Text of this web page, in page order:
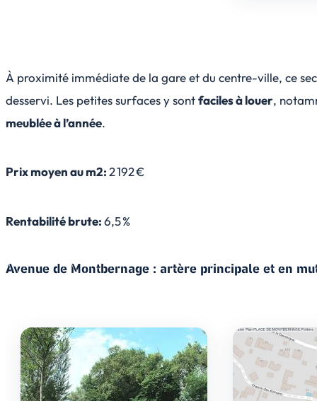
À proximité immédiate de la gare et du centre-ville, ce
desservi. Les petites surfaces y sontfaciles à louer,
meublée à l’année.
Prix moyen au m2:2 192 €
Rentabilité brute:6,5 %
Avenue de Montbernage : artère principale et en